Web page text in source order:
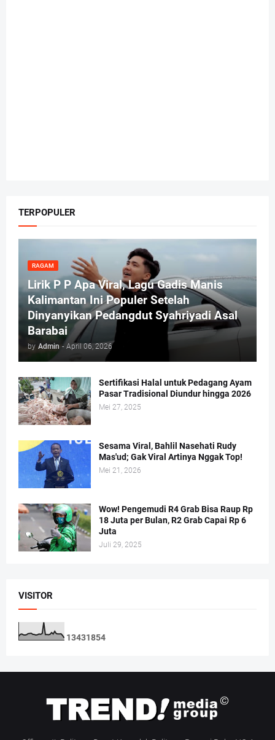
TERPOPULER
RAGAM
Lirik P P Apa Viral, Lagu Gadis Manis
Kalimantan Ini Populer Setelah
Dinyanyikan Pedangdut Syahriyadi Asal
Barabai
by Admin - April 06, 2026
Sertifikasi Halal untuk Pedagang Ayam
Pasar Tradisional Diundur hingga 2026
Mei 27, 2025
Sesama Viral, Bahlil Nasehati Rudy
Mas'ud; Gak Viral Artinya Nggak Top!
Mei 21, 2026
Wow! Pengemudi R4 Grab Bisa Raup Rp
18 Juta per Bulan, R2 Grab Capai Rp 6
Juta
Juli 29, 2025
VISITOR
13431854